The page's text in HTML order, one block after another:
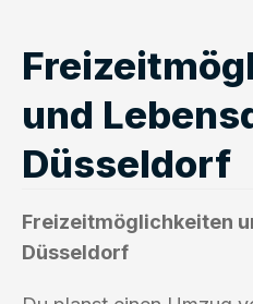
und
Düsseldorf
Freizeitmöglichkeiten
Düsseldorf